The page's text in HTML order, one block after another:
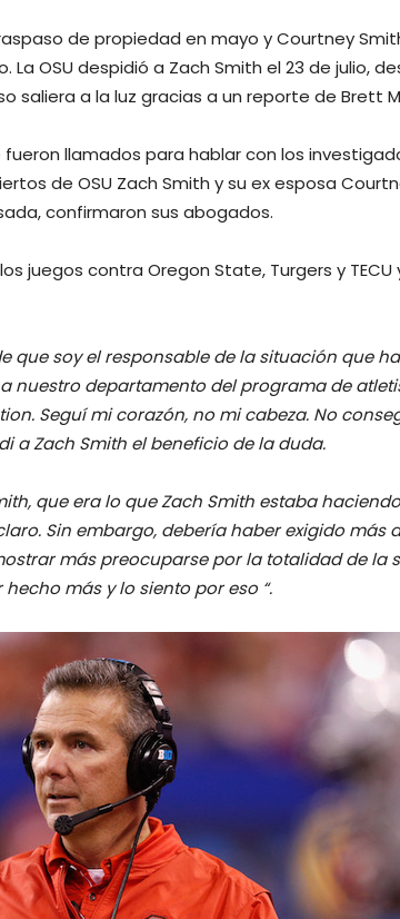
de propiedad en mayo y Courtney
La OSU despidió a Zach Smith el 23 de julio,
saliera a la luz gracias a un reporte de Brett
llamados para hablar con los
de OSU Zach Smith y su ex esposa
confirmaron sus abogados.
juegos contra Oregon State, Turgers y
que soy el responsable de la situación que
nuestro departamento del programa de
Seguí mi corazón, no mi cabeza. No
a Zach Smith el beneficio de la duda.
que era lo que Zach Smith estaba
Sin embargo, debería haber exigido más
más preocuparse por la totalidad de la
más y lo siento por eso “.